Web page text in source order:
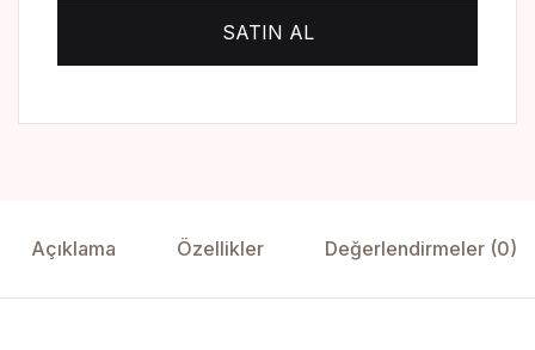
SATIN AL
Açıklama Özellikler Değerlendirmeler (0)